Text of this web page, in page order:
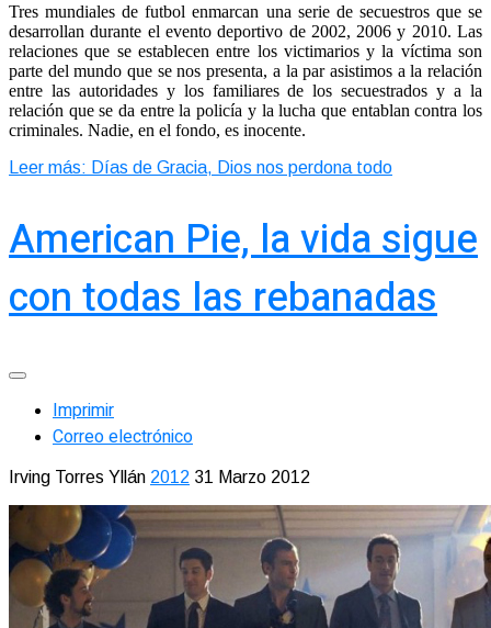
Tres mundiales de futbol enmarcan una serie de secuestros que se
desarrollan durante el evento deportivo de 2002, 2006 y 2010. Las
relaciones que se establecen entre los victimarios y la víctima son
parte del mundo que se nos presenta, a la par asistimos a la relación
entre las autoridades y los familiares de los secuestrados y a la
relación que se da entre la policía y la lucha que entablan contra los
criminales. Nadie, en el fondo, es inocente.
Leer más: Días de Gracia, Dios nos perdona todo
American Pie, la vida sigue
con todas las rebanadas
Imprimir
Correo electrónico
Irving Torres Yllán 2012 31 Marzo 2012